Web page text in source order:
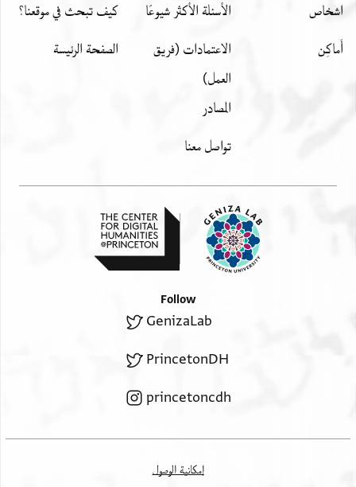
اشخاص
أَماكِن
الأسئلة الأكثر شيوعًا
الاعتمادات (فريق
العمل)
المصادر
تواصل معنا
كيف تبحث في موقعنا؟
الصفحة الرئيسة
Follow
GenizaLab
PrincetonDH
princetoncdh
إمكانية الوصول